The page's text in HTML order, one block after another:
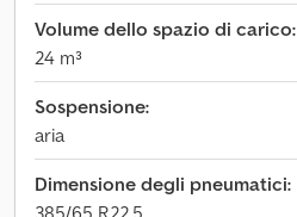
Volume dello spazio di carico:
24 m³
Sospensione:
aria
Dimensione degli pneumatici:
385/65 R22,5